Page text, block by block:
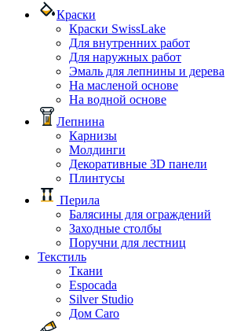
Краски
Краски SwissLake
Для внутренних работ
Для наружных работ
Эмаль для лепнины и дерева
На масленой основе
На водной основе
Лепнина
Карнизы
Молдинги
Декоративные 3D панели
Плинтусы
Перила
Балясины для ограждений
Заходные столбы
Поручни для лестниц
Текстиль
Ткани
Espocada
Silver Studio
Дом Caro